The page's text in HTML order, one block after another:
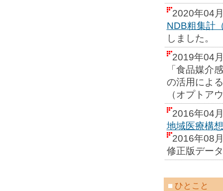
2020年04
NDB粗集計
しました。
2019年04
「食品媒介
の活用によ
（オプトア
2016年04
地域医療構
2016年08
修正版デー
■ ひとこと